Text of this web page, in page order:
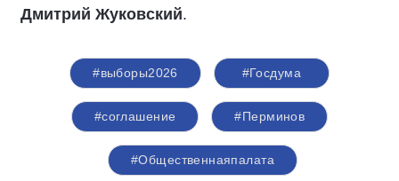
Дмитрий Жуковский.
#выборы2026 #Госдума
#соглашение #Перминов
#Общественнаяпалата